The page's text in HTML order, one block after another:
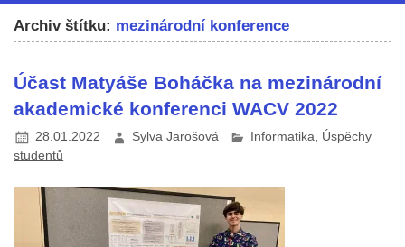
Archiv štítku: mezinárodní konference
Účast Matyáše Boháčka na mezinárodní
akademické konferenci WACV 2022
28.01.2022 Sylva Jarošová Informatika, Úspěchy
studentů